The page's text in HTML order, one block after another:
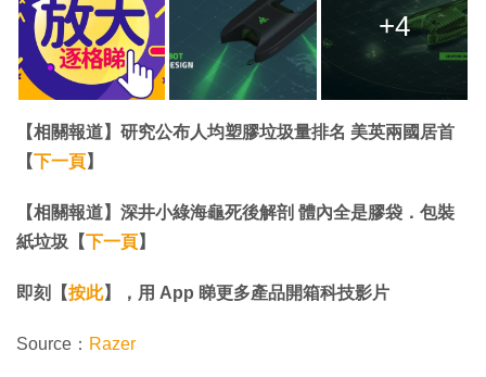
+4
【相關報道】研究公布人均塑膠垃圾量排名 美英兩國居首
【下一頁】
【相關報道】深井小綠海龜死後解剖 體內全是膠袋．包裝
紙垃圾【下一頁】
即刻【按此】，用 App 睇更多產品開箱科技影片
Source： Razer